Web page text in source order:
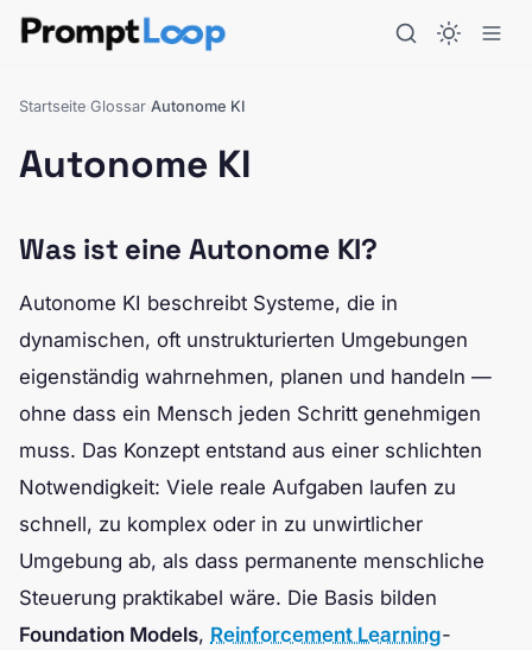
Startseite Glossar Autonome KI
Autonome KI
Was ist eine Autonome KI?
Autonome KI beschreibt Systeme, die in
dynamischen, oft unstrukturierten Umgebungen
eigenständig wahrnehmen, planen und handeln —
ohne dass ein Mensch jeden Schritt genehmigen
muss. Das Konzept entstand aus einer schlichten
Notwendigkeit: Viele reale Aufgaben laufen zu
schnell, zu komplex oder in zu unwirtlicher
Umgebung ab, als dass permanente menschliche
Steuerung praktikabel wäre. Die Basis bilden
Foundation Models, Reinforcement Learning-